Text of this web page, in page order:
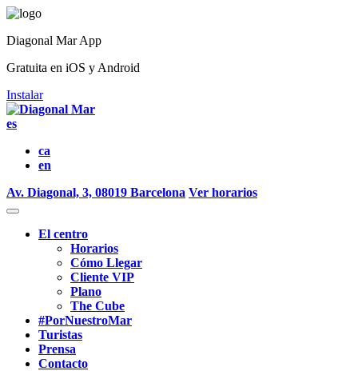
Diagonal Mar App
Gratuita en iOS y Android
Instalar
es
ca
en
Av. Diagonal, 3, 08019 Barcelona Ver horarios
El centro
Horarios
Cómo Llegar
Cliente VIP
Plano
The Cube
#PorNuestroMar
Turistas
Prensa
Contacto